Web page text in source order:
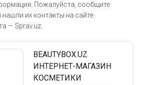
Пожалуйста, сообщите
их контакты на сайте
— Sprav.uz.
BEAUTYBOX.UZ
ИНТЕРНЕТ-МАГАЗИН
КОСМЕТИКИ